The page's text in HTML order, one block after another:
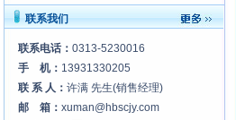
联系我们
联系电话： 0313-5230016
手 机： 13931330205
联 系 人： 许满 先生(销售经理)
邮 箱： xuman@hbscjy.com